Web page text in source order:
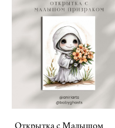
Открытка с Малышом